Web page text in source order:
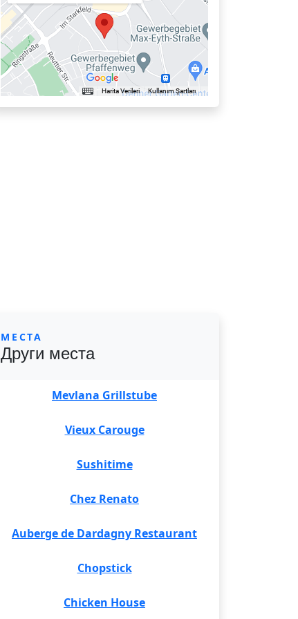
МЕСТА
Други места
Mevlana Grillstube
Vieux Carouge
Sushitime
Chez Renato
Auberge de Dardagny Restaurant
Chopstick
Chicken House